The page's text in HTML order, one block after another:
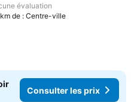
évaluation
km de : Centre-ville
Consulter les prix